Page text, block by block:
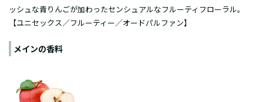
ッシュな青りんごが加わったセンシュアルなフルーティフローラル。
【ユニセックス／フルーティー／オードパルファン】
メインの香料